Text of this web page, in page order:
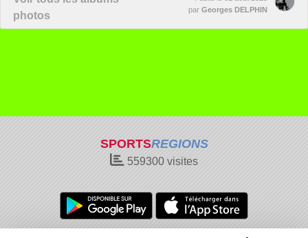
photos
par Georges DELPHIN
SPORTSREGIONS
559300 visites